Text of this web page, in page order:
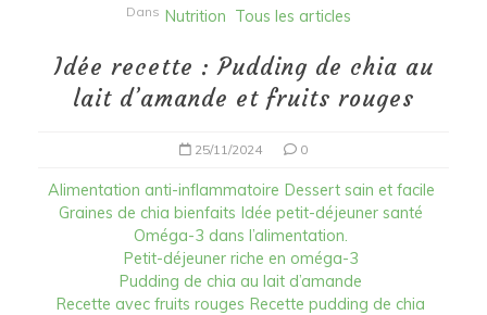
Dans Nutrition Tous les articles
Idée recette : Pudding de chia au
lait d’amande et fruits rouges
25/11/2024 0
Alimentation anti-inflammatoire Dessert sain et facile
Graines de chia bienfaits Idée petit-déjeuner santé
Oméga-3 dans l’alimentation.
Petit-déjeuner riche en oméga-3
Pudding de chia au lait d’amande
Recette avec fruits rouges Recette pudding de chia